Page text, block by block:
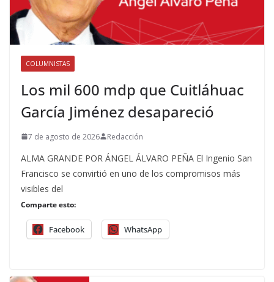
COLUMNISTAS
Los mil 600 mdp que Cuitláhuac
García Jiménez desapareció
7 de agosto de 2026 Redacción
ALMA GRANDE POR ÁNGEL ÁLVARO PEÑA El Ingenio San
Francisco se convirtió en uno de los compromisos más
visibles del
Comparte esto:
Facebook WhatsApp